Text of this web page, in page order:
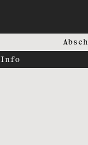
Info